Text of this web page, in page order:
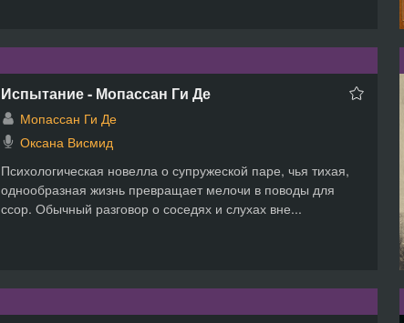
Испытание - Мопассан Ги Де
Мопассан Ги Де
Оксана Висмид
Психологическая новелла о супружеской паре, чья тихая,
однообразная жизнь превращает мелочи в поводы для
ссор. Обычный разговор о соседях и слухах вне...